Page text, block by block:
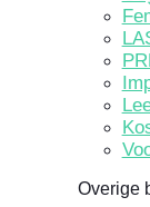
Overige